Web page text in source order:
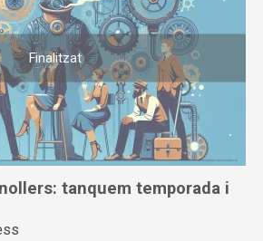
Finalitzat
tanquem temporada i